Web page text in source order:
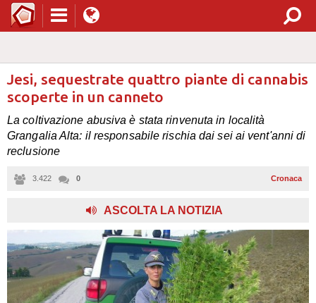
Jesi, sequestrate quattro piante di cannabis
scoperte in un canneto
La coltivazione abusiva è stata rinvenuta in località
Grangalia Alta: il responsabile rischia dai sei ai vent'anni di
reclusione
3.422 0 Cronaca
ASCOLTA LA NOTIZIA